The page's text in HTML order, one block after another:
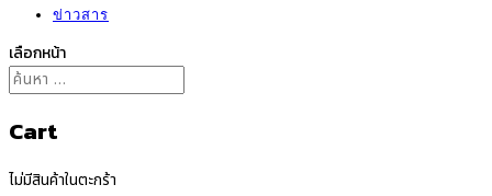
ข่าวสาร
เลือกหน้า
Cart
ไม่มีสินค้าในตะกร้า